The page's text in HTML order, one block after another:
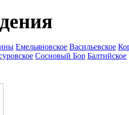
Емельяновское Васильевское
Сосновый Бор Балтийское